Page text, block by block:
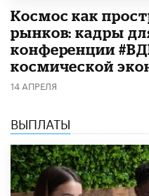
Космос как
рынков: кадры
конференции
космической
14 АПРЕЛЯ
ВЫПЛАТЫ